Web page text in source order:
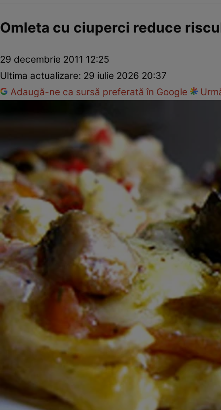
Omleta cu ciuperci reduce
29 decembrie 2011 12:25
Ultima actualizare: 29 iulie 2026 20:37
Adaugă-ne ca sursă preferată în Google